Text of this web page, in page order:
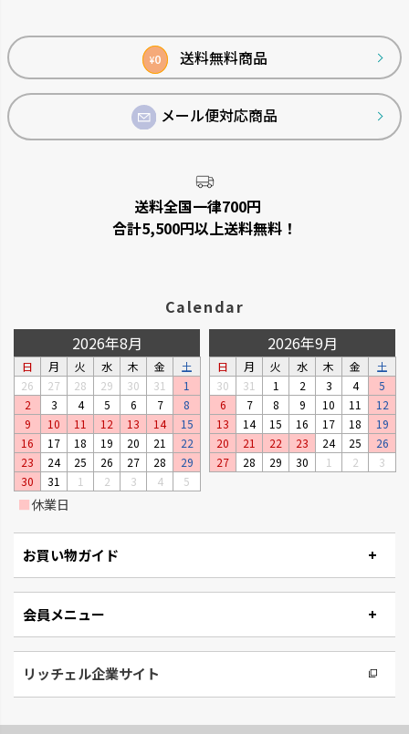
¥0 送料無料商品
メール便対応商品
送料全国一律700円
合計5,500円以上送料無料！
Calendar
2026年8月
日 月 火 水 木 金
土
26
27 28 29 30 31
1
2
3 4 5 6 7
8
9
10 11 12 13 14
15
16
17 18 19 20 21
22
23
24 25 26 27 28
29
30
31 1 2 3 4 5
2026年9月
日 月 火 水 木 金
土
30
31 1 2 3 4
5
6
7 8 9 10 11
12
13
14 15 16 17 18
19
20
21 22 23 24 25
26
27
28 29 30 1 2 3
■休業日
お買い物ガイド
会員メニュー
リッチェル企業サイト
ップ
へ